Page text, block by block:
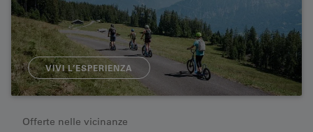
VIVI L’ESPERIENZA
Offerte nelle vicinanze